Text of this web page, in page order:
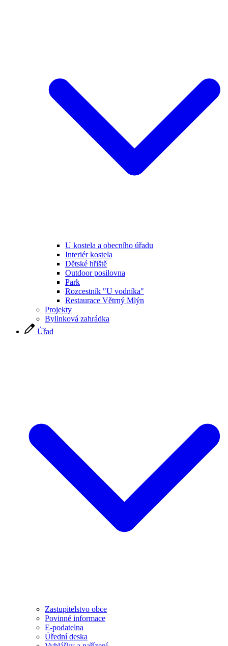
U kostela a obecního úřadu
Interiér kostela
Dětské hřiště
Outdoor posilovna
Park
Rozcestník "U vodníka"
Restaurace Větrný Mlýn
Projekty
Bylinková zahrádka
Úřad
Zastupitelstvo obce
Povinné informace
E-podatelna
Úřední deska